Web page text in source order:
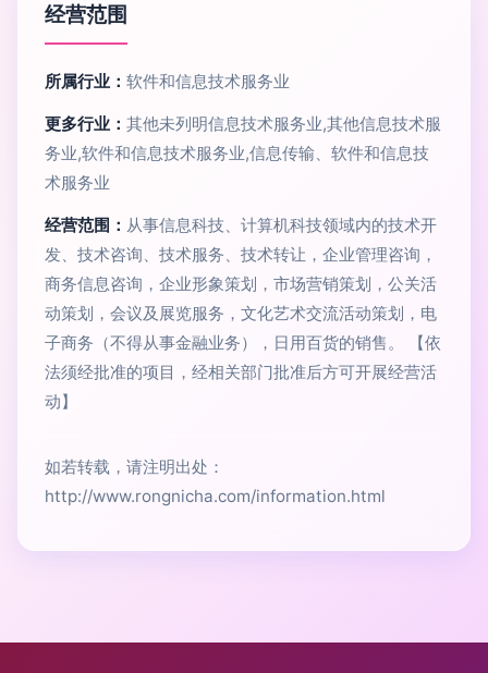
经营范围
所属行业： 软件和信息技术服务业
更多行业： 其他未列明信息技术服务业,其他信息技术服
务业,软件和信息技术服务业,信息传输、软件和信息技
术服务业
经营范围： 从事信息科技、计算机科技领域内的技术开
发、技术咨询、技术服务、技术转让，企业管理咨询，
商务信息咨询，企业形象策划，市场营销策划，公关活
动策划，会议及展览服务，文化艺术交流活动策划，电
子商务（不得从事金融业务），日用百货的销售。 【依
法须经批准的项目，经相关部门批准后方可开展经营活
动】
如若转载，请注明出处：
http://www.rongnicha.com/information.html